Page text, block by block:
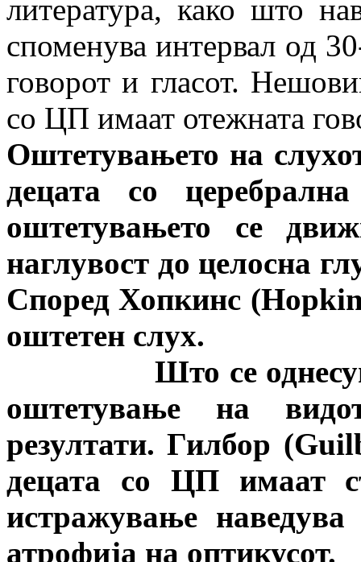
литература, како што
споменува интервал од
говорот и гласот.
со ЦП имаат отежната
Оштетувањето на
децата со
оштетувањето се
наглувост до целосна
Според Хопкинс (
оштетен слух.
Што се однесува
оштетување на
резултати. Гилбор (
децата со ЦП имаат
истражување
атрофија на оптикусот.